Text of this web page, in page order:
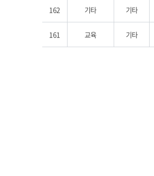
162 기타 기타
161 교육 기타